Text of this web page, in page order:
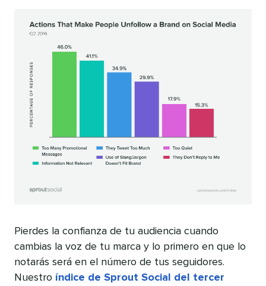
Pierdes la confianza de tu audiencia cuando
cambias la voz de tu marca y lo primero en que lo
notarás será en el número de tus seguidores.
Nuestro índice de Sprout Social del tercer